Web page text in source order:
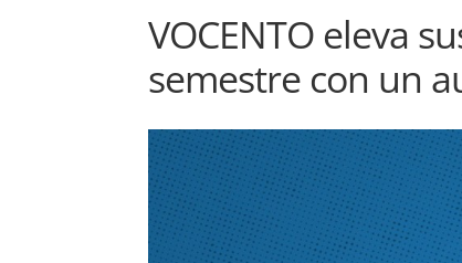
VOCENTO eleva
semestre con un